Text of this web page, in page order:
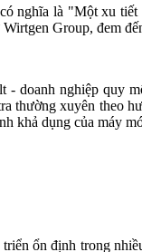
nghĩa là "Một xu
Group, đem
doanh nghiệp quy
thường xuyên theo
khả dụng của máy
ổn định trong